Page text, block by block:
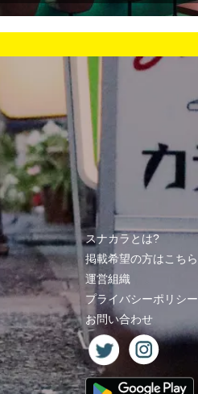
スナカラとは?
掲載希望の方はこちら
運営組織
プライバシーポリシー
お問い合わせ